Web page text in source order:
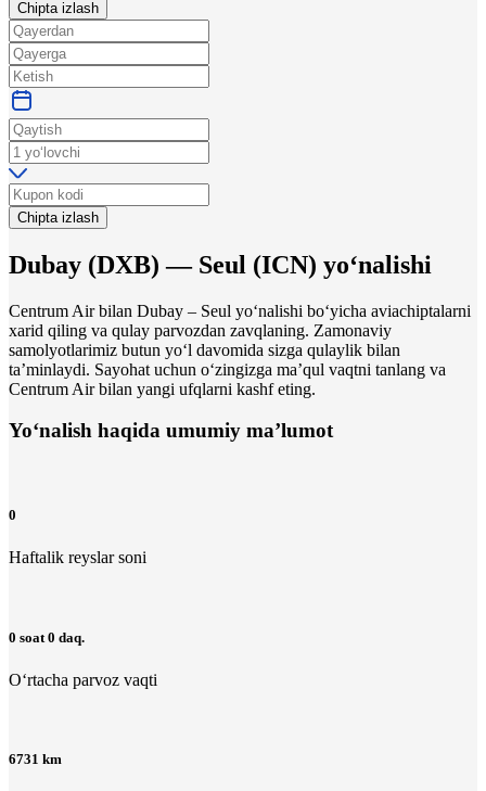
Chipta izlash
Chipta izlash
Dubay (DXB) — Seul (ICN) yo‘nalishi
Centrum Air bilan Dubay – Seul yo‘nalishi bo‘yicha aviachiptalarni
xarid qiling va qulay parvozdan zavqlaning. Zamonaviy
samolyotlarimiz butun yo‘l davomida sizga qulaylik bilan
ta’minlaydi. Sayohat uchun o‘zingizga maʼqul vaqtni tanlang va
Centrum Air bilan yangi ufqlarni kashf eting.
Yo‘nalish haqida umumiy ma’lumot
0
Haftalik reyslar soni
0 soat 0 daq.
O‘rtacha parvoz vaqti
6731 km